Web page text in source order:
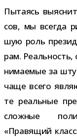
Пытаясь
сов, мы все­гда
шую роль
рам.
ни­ма­е­мые за
чаще всего
те реаль­ные
слож­ные
«Правящий